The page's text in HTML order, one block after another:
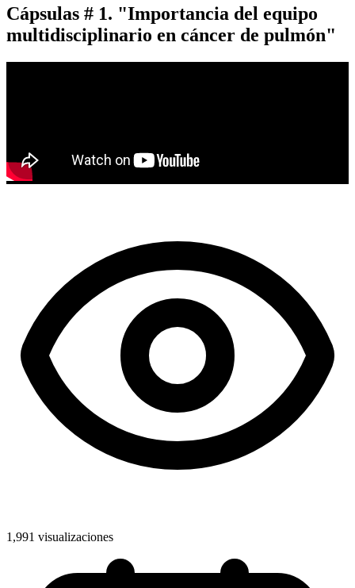
Cápsulas # 1. "Importancia del equipo
multidisciplinario en cáncer de pulmón"
1,991 visualizaciones